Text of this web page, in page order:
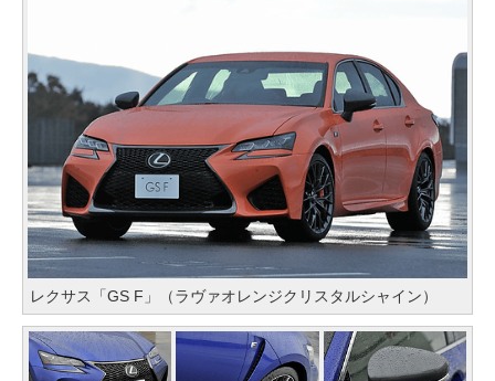
レクサス「GS F」（ラヴァオレンジクリスタルシャイン）